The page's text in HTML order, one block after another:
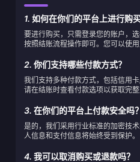
1. 如何在你们的平台上进行购买
要进行购买，只需登录您的账户，
按照结账流程操作即可。您可以使
2. 你们支持哪些付款方式？
我们支持多种付款方式，包括信用
请在结账时查看付款选项以获取完整
3. 在你们的平台上付款安全吗？
是的，我们采用行业标准的加密技
人信息和支付信息将始终受到保护。
4. 我可以取消购买或退款吗？